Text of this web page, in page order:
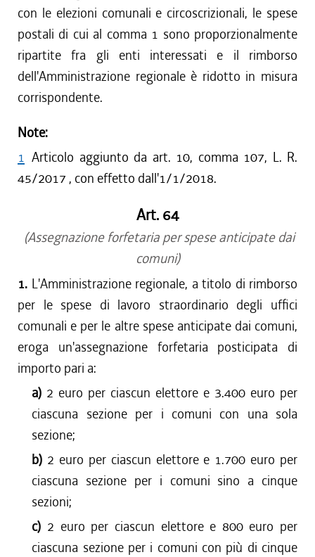
con le elezioni comunali e circoscrizionali, le spese
postali di cui al comma 1 sono proporzionalmente
ripartite fra gli enti interessati e il rimborso
dell'Amministrazione regionale è ridotto in misura
corrispondente.
Note:
1 Articolo aggiunto da art. 10, comma 107, L. R.
45/2017 , con effetto dall'1/1/2018.
Art. 64
(Assegnazione forfetaria per spese anticipate dai
comuni)
1. L'Amministrazione regionale, a titolo di rimborso
per le spese di lavoro straordinario degli uffici
comunali e per le altre spese anticipate dai comuni,
eroga un'assegnazione forfetaria posticipata di
importo pari a:
a) 2 euro per ciascun elettore e 3.400 euro per
ciascuna sezione per i comuni con una sola
sezione;
b) 2 euro per ciascun elettore e 1.700 euro per
ciascuna sezione per i comuni sino a cinque
sezioni;
c) 2 euro per ciascun elettore e 800 euro per
ciascuna sezione per i comuni con più di cinque